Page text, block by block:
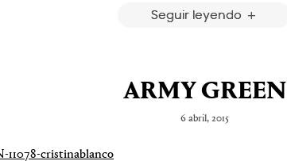
Seguir leyendo
ARMY GREEN
6 abril, 2015